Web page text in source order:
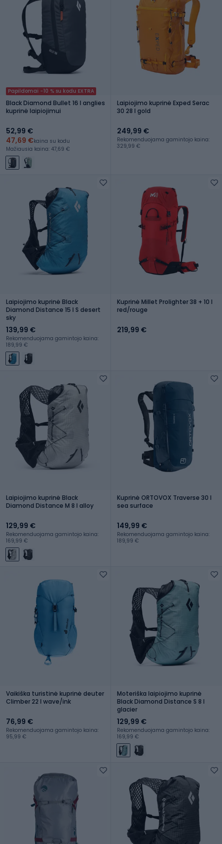
Papildomai -10 % su kodu EXTRA
Black Diamond Bullet 16 l anglies
kuprinė laipiojimui
52,99 €
47,69 €kaina su kodu
Mažiausia kaina: 47,69 €
Laipiojimo kuprinė Exped Serac
30 28 l gold
249,99 €
Rekomenduojama gamintojo kaina:
329,99 €
Laipiojimo kuprinė Black
Diamond Distance 15 l S desert
sky
139,99 €
Rekomenduojama gamintojo kaina:
189,99 €
Kuprinė Millet Prolighter 38 + 10 l
red/rouge
219,99 €
Laipiojimo kuprinė Black
Diamond Distance M 8 l alloy
129,99 €
Rekomenduojama gamintojo kaina:
169,99 €
Kuprinė ORTOVOX Traverse 30 l
sea surface
149,99 €
Rekomenduojama gamintojo kaina:
189,99 €
Vaikiška turistinė kuprinė deuter
Climber 22 l wave/ink
76,99 €
Rekomenduojama gamintojo kaina:
95,99 €
Moteriška laipiojimo kuprinė
Black Diamond Distance S 8 l
glacier
129,99 €
Rekomenduojama gamintojo kaina:
169,99 €